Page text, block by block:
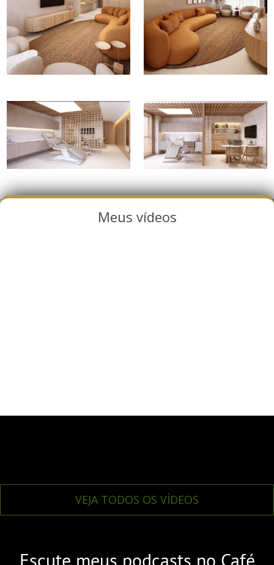
Meus vídeos
VEJA TODOS OS VÍDEOS
Escute meus podcasts no Café